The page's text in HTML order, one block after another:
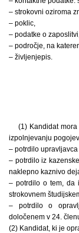
– strokovni oziroma
– poklic,
– podatke o zaposlitvi,
– področje, na
– življenjepis.
(1) Kandidat
izpolnjevanju
– potrdilo
– potrdilo iz
naklepno kaznivo
– potrdilo o tem, da
strokovnem
– potrdilo o
določenem v 24.
(2) Kandidat, ki je